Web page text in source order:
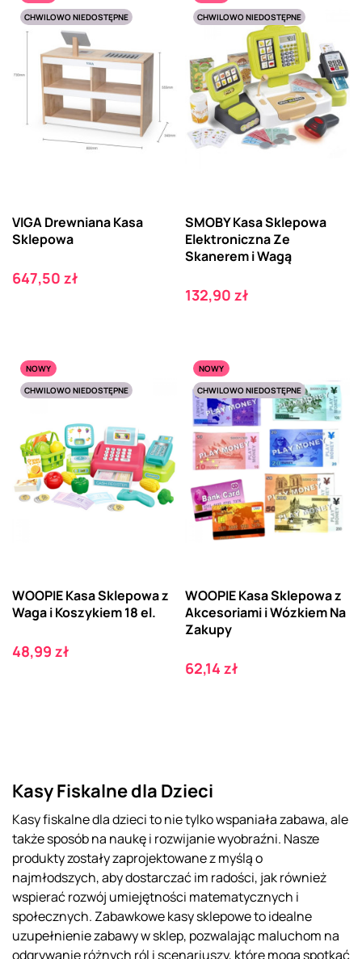
CHWILOWO NIEDOSTĘPNE
VIGA Drewniana Kasa
Sklepowa
Cena
647,50 zł
CHWILOWO NIEDOSTĘPNE
SMOBY Kasa Sklepowa
Elektroniczna Ze
Skanerem i Wagą
Cena
132,90 zł
NOWY
CHWILOWO NIEDOSTĘPNE
WOOPIE Kasa Sklepowa z
Waga i Koszykiem 18 el.
Cena
48,99 zł
NOWY
CHWILOWO NIEDOSTĘPNE
WOOPIE Kasa Sklepowa z
Akcesoriami i Wózkiem Na
Zakupy
Cena
62,14 zł
Kasy Fiskalne dla Dzieci
Kasy fiskalne dla dzieci to nie tylko wspaniała zabawa, ale
także sposób na naukę i rozwijanie wyobraźni. Nasze
produkty zostały zaprojektowane z myślą o
najmłodszych, aby dostarczać im radości, jak również
wspierać rozwój umiejętności matematycznych i
społecznych. Zabawkowe kasy sklepowe to idealne
uzupełnienie zabawy w sklep, pozwalając maluchom na
odgrywanie różnych ról i scenariuszy, które mogą spotkać